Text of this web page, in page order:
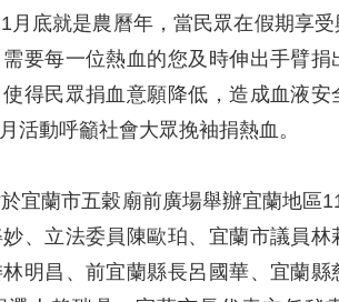
月底就是農曆年，當民眾在假期享
要每一位熱血的您及時伸出手臂捐
得民眾捐血意願降低，造成血液
活動呼籲社會大眾挽袖捐熱血。
蘭市五穀廟前廣場舉辦宜蘭地區
、立法委員陳歐珀、宜蘭市議員
明昌、前宜蘭縣長呂國華、宜蘭